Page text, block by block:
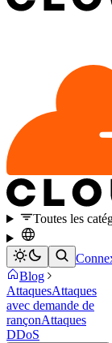
Toutes les
Blog
AttaquesAttaques
avec demande de
rançonAttaques
DDoS